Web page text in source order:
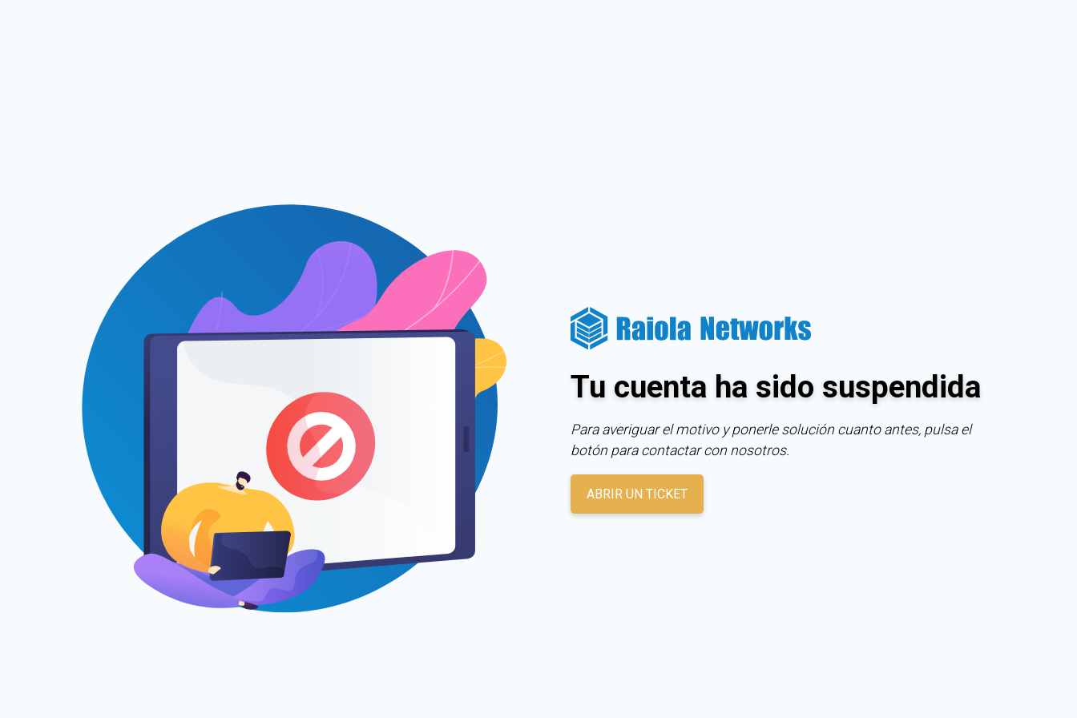
Tu cuenta ha sido suspendida
Para averiguar el motivo y ponerle solución cuanto antes, pulsa el
botón para contactar con nosotros.
ABRIR UN TICKET